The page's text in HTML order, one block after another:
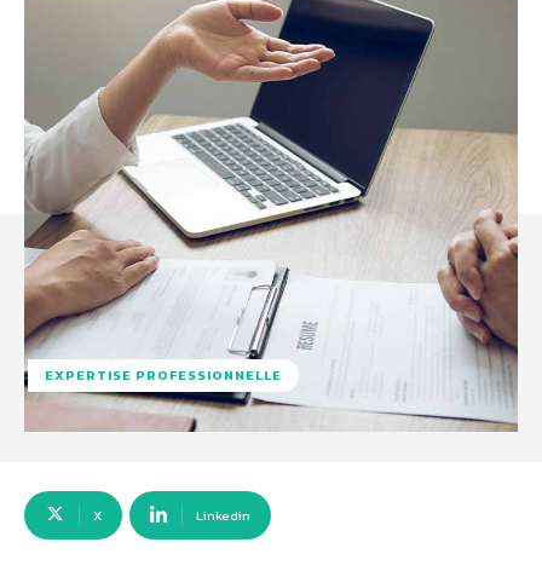
EXPERTISE PROFESSIONNELLE
X Linkedin